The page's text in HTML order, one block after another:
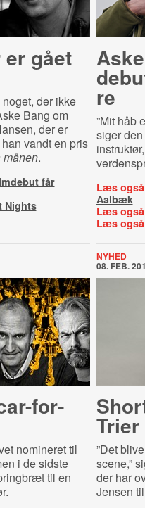
gået
der ikke
Bang om
der er
vandt en pris
månen.
får
Nights
re
”Mit håb
siger
Læs
Aalbæk
Læs
Læs
​for­
nomineret til
i de sidste
til en
NYHED
08. FEB.
”Det
scene,”
der har
Jensen